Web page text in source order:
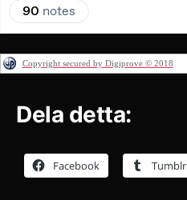
Copyright secured by Digiprove © 2018
Dela detta:
Facebook Tumblr